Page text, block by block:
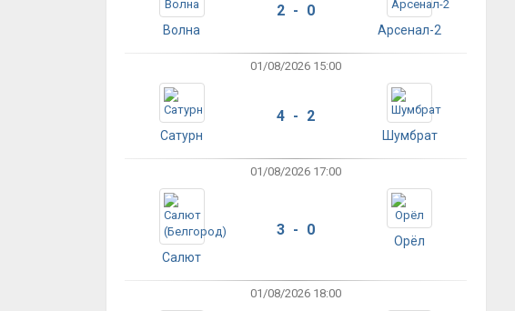
Волна
2 - 0
Арсенал-2
01/08/2026 15:00
Сатурн
4 - 2
Шумбрат
01/08/2026 17:00
Салют
3 - 0
Орёл
01/08/2026 18:00